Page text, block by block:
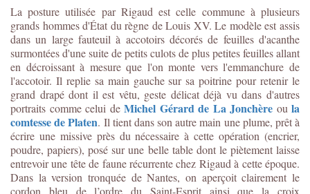
La posture utilisée par Rigaud est celle commune à plusieurs
grands hommes d'État du règne de Louis XV. Le modèle est assis
dans un large fauteuil à accotoirs décorés de feuilles d'acanthe
surmontées d'une suite de petits culots de plus petites feuilles allant
en décroissant à mesure que l'on monte vers l'emmanchure de
l'accotoir. Il replie sa main gauche sur sa poitrine pour retenir le
grand drapé dont il est vêtu, geste délicat déjà vu dans d'autres
portraits comme celui de Michel Gérard de La Jonchère ou la
comtesse de Platen. Il tient dans son autre main une plume, prêt à
écrire une missive près du nécessaire à cette opération (encrier,
poudre, papiers), posé sur une belle table dont le piètement laisse
entrevoir une tête de faune récurrente chez Rigaud à cette époque.
Dans la version tronquée de Nantes, on aperçoit clairement le
cordon bleu de l’ordre du Saint-Esprit ainsi que la croix